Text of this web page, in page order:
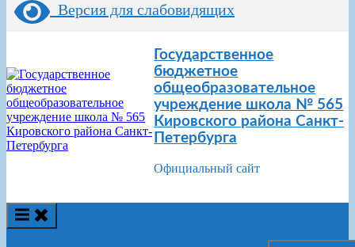
Версия для слабовидящих
Государственное
бюджетное
общеобразовательное
учреждение школа № 565
Кировского района Санкт-
Петербурга
Официальный сайт